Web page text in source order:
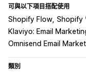
可與以下項目搭配使用
Shopify Flow Shopify
Klaviyo: Email
Omnisend Email
類別